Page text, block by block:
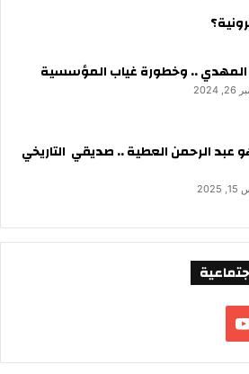
المهدي .. وخطورة غياب المؤسسية
عبد الرحمن العطية .. صديقي التاريخي
Y